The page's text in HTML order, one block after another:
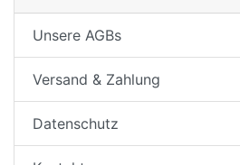
Unsere AGBs
Versand & Zahlung
Datenschutz